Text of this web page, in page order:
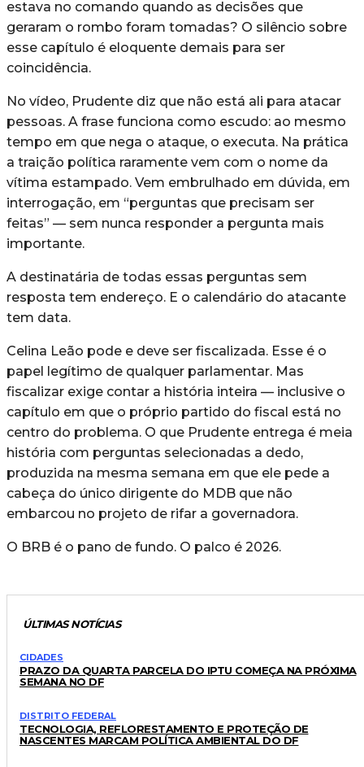
estava no comando quando as decisões que
geraram o rombo foram tomadas? O silêncio sobre
esse capítulo é eloquente demais para ser
coincidência.
No vídeo, Prudente diz que não está ali para atacar
pessoas. A frase funciona como escudo: ao mesmo
tempo em que nega o ataque, o executa. Na prática
a traição política raramente vem com o nome da
vítima estampado. Vem embrulhado em dúvida, em
interrogação, em “perguntas que precisam ser
feitas” — sem nunca responder a pergunta mais
importante.
A destinatária de todas essas perguntas sem
resposta tem endereço. E o calendário do atacante
tem data.
Celina Leão pode e deve ser fiscalizada. Esse é o
papel legítimo de qualquer parlamentar. Mas
fiscalizar exige contar a história inteira — inclusive o
capítulo em que o próprio partido do fiscal está no
centro do problema. O que Prudente entrega é meia
história com perguntas selecionadas a dedo,
produzida na mesma semana em que ele pede a
cabeça do único dirigente do MDB que não
embarcou no projeto de rifar a governadora.
O BRB é o pano de fundo. O palco é 2026.
ÚLTIMAS NOTÍCIAS
CIDADES
PRAZO DA QUARTA PARCELA DO IPTU COMEÇA NA PRÓXIMA
SEMANA NO DF
DISTRITO FEDERAL
TECNOLOGIA, REFLORESTAMENTO E PROTEÇÃO DE
NASCENTES MARCAM POLÍTICA AMBIENTAL DO DF